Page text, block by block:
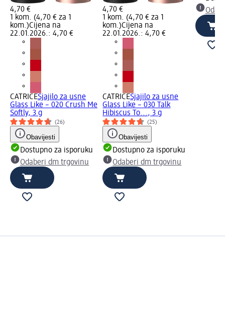
4,70 €
1 kom. (4,70 € za 1
kom.)Cijena na
22.01.2026.: 4,70 €
CATRICESjajilo za usne
Glass Like – 020 Crush Me
Softly, 3 g
(26)
Obavijesti
Dostupno za isporuku
Odaberi dm trgovinu
4,70 €
1 kom. (4,70 € za 1
kom.)Cijena na
22.01.2026.: 4,70 €
CATRICESjajilo za usne
Glass Like – 030 Talk
Hibiscus To..., 3 g
(25)
Obavijesti
Dostupno za isporuku
Odaberi dm trgovinu